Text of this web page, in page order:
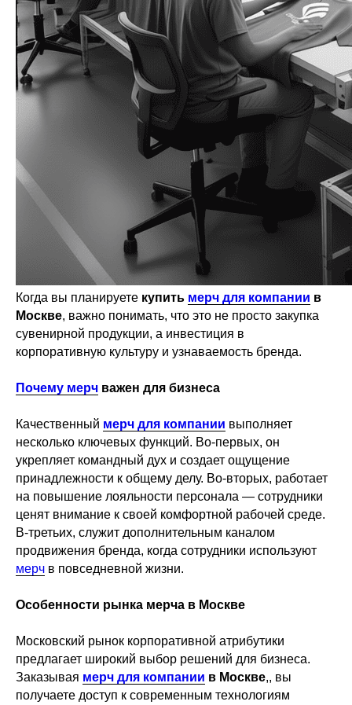
Когда вы планируете купить мерч для компании в
Москве, важно понимать, что это не просто закупка
сувенирной продукции, а инвестиция в
корпоративную культуру и узнаваемость бренда.
Почему мерч важен для бизнеса
Качественный мерч для компании выполняет
несколько ключевых функций. Во-первых, он
укрепляет командный дух и создает ощущение
принадлежности к общему делу. Во-вторых, работает
на повышение лояльности персонала — сотрудники
ценят внимание к своей комфортной рабочей среде.
В-третьих, служит дополнительным каналом
продвижения бренда, когда сотрудники используют
мерч в повседневной жизни.
Особенности рынка мерча в Москве
Московский рынок корпоративной атрибутики
предлагает широкий выбор решений для бизнеса.
Заказывая мерч для компании в Москве,, вы
получаете доступ к современным технологиям